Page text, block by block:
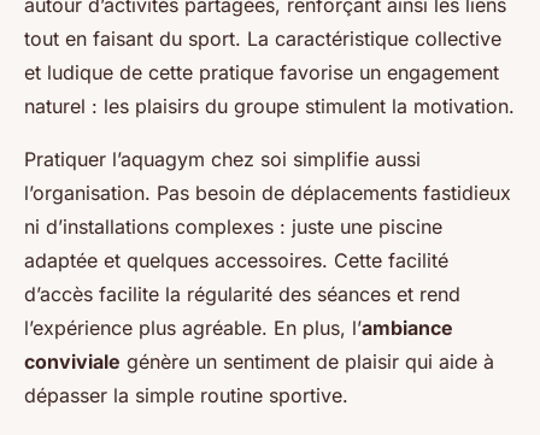
autour d’activités partagées, renforçant ainsi les liens
tout en faisant du sport. La caractéristique collective
et ludique de cette pratique favorise un engagement
naturel : les plaisirs du groupe stimulent la motivation.
Pratiquer l’aquagym chez soi simplifie aussi
l’organisation. Pas besoin de déplacements fastidieux
ni d’installations complexes : juste une piscine
adaptée et quelques accessoires. Cette facilité
d’accès facilite la régularité des séances et rend
l’expérience plus agréable. En plus, l’ambiance
conviviale génère un sentiment de plaisir qui aide à
dépasser la simple routine sportive.